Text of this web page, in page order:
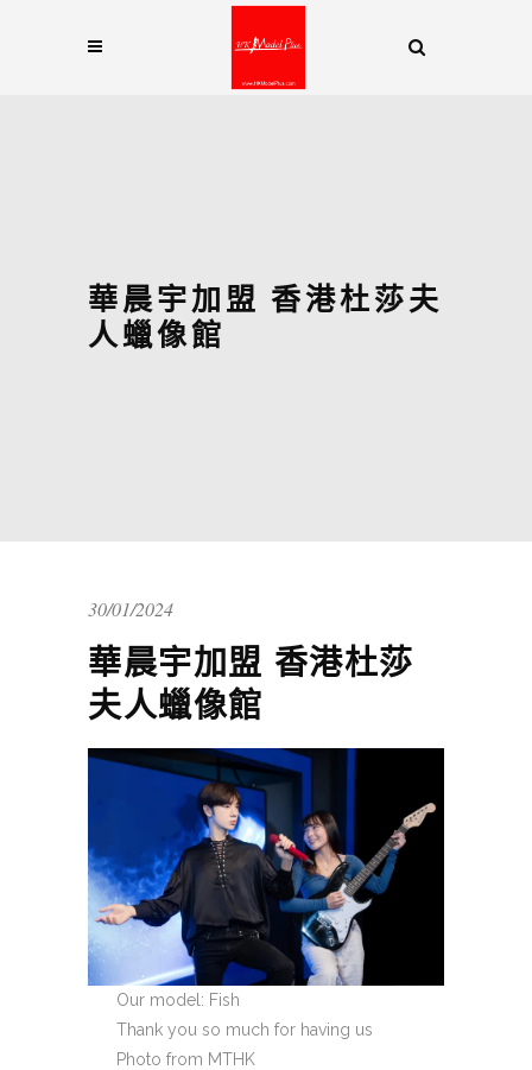
華晨宇加盟 香港杜莎夫
人蠟像館
30/01/2024
華晨宇加盟 香港杜莎
夫人蠟像館
Our model: Fish
Thank you so much for having us
Photo from MTHK